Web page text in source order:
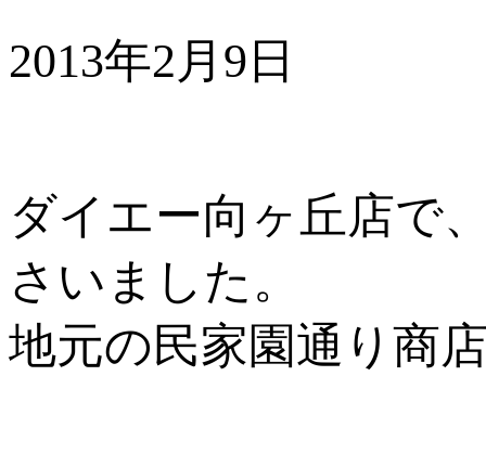
2013年2月9日
ダイエー向ヶ丘店で
さいました。
地元の民家園通り商